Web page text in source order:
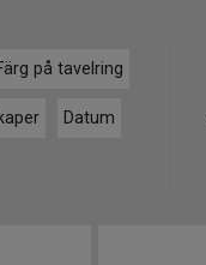
på tavelring
Datum